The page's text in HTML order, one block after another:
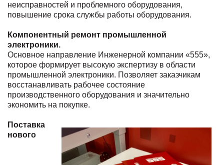
неисправностей и проблемного оборудования,
повышение срока службы работы оборудования.
Компонентный ремонт промышленной
электроники.
Основное направление Инженерной компании «555»,
которое формирует высокую экспертизу в области
промышленной электроники. Позволяет заказчикам
восстанавливать рабочее состояние
производственного оборудования и значительно
экономить на покупке.
Поставка
нового